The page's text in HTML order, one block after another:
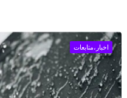
اخبار،متابعات